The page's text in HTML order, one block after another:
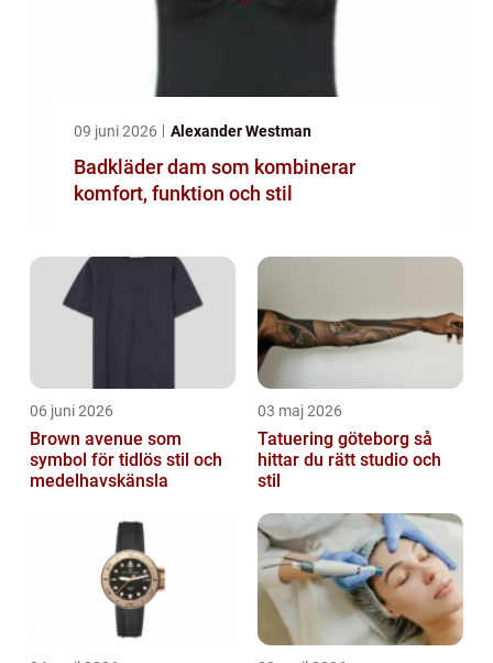
09 juni 2026 Alexander Westman
Badkläder dam som kombinerar
komfort, funktion och stil
06 juni 2026
Brown avenue som
symbol för tidlös stil och
medelhavskänsla
03 maj 2026
Tatuering göteborg så
hittar du rätt studio och
stil